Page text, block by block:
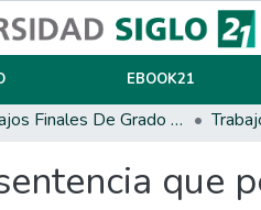
EBOOK21
Trabajos Finales De Grado Y Posgrado
que